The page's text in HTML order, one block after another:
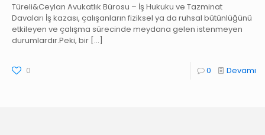
Türeli&Ceylan Avukatlık Bürosu – İş Hukuku ve Tazminat
Davaları İş kazası, çalışanların fiziksel ya da ruhsal bütünlüğünü
etkileyen ve çalışma sürecinde meydana gelen istenmeyen
durumlardır.Peki, bir […]
0 0 Devamı